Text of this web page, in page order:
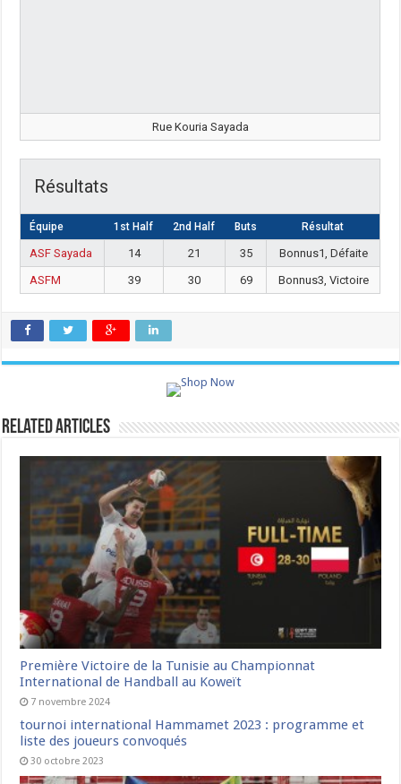
Rue Kouria Sayada
Résultats
Équipe 1st Half 2nd Half Buts Résultat
ASF Sayada 14 21 35
Bonnus1, Défaite
ASFM
39 30 69 Bonnus3, Victoire
Related Articles
Première Victoire de la Tunisie au Championnat
International de Handball au Koweït
7 novembre 2024
tournoi international Hammamet 2023 : programme et
liste des joueurs convoqués
30 octobre 2023